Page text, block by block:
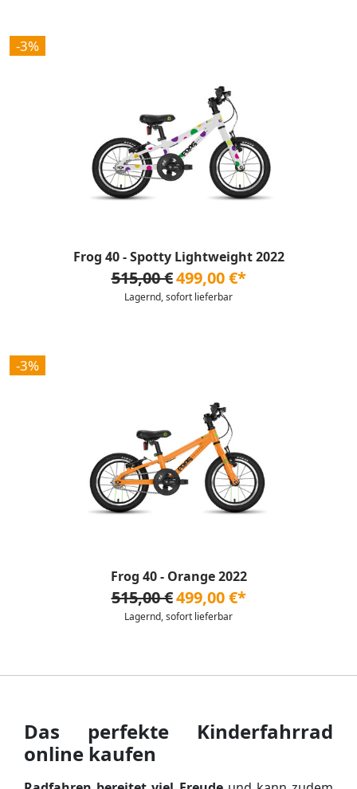
-3%
Frog 40 - Spotty Lightweight 2022
515,00 €499,00 €*
Lagernd, sofort lieferbar
-3%
Frog 40 - Orange 2022
515,00 €499,00 €*
Lagernd, sofort lieferbar
Das perfekte Kinderfahrrad
online kaufen